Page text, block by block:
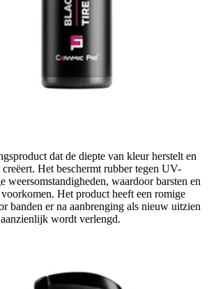
dat de diepte van kleur herstelt en
Het beschermt rubber tegen UV-
weersomstandigheden, waardoor barsten en
Het product heeft een romige
banden er na aanbrenging als nieuw uitzien
wordt verlengd.